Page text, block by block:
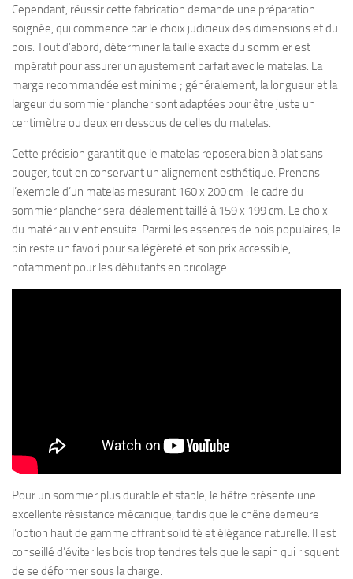
Cependant, réussir cette fabrication demande une préparation
soignée, qui commence par le choix judicieux des dimensions et du
bois. Tout d’abord, déterminer la taille exacte du sommier est
impératif pour assurer un ajustement parfait avec le matelas. La
marge recommandée est minime ; généralement, la longueur et la
largeur du sommier plancher sont adaptées pour être juste un
centimètre ou deux en dessous de celles du matelas.
Cette précision garantit que le matelas reposera bien à plat sans
bouger, tout en conservant un alignement esthétique. Prenons
l’exemple d’un matelas mesurant 160 x 200 cm : le cadre du
sommier plancher sera idéalement taillé à 159 x 199 cm. Le choix
du matériau vient ensuite. Parmi les essences de bois populaires, le
pin reste un favori pour sa légèreté et son prix accessible,
notamment pour les débutants en bricolage.
Pour un sommier plus durable et stable, le hêtre présente une
excellente résistance mécanique, tandis que le chêne demeure
l’option haut de gamme offrant solidité et élégance naturelle. Il est
conseillé d’éviter les bois trop tendres tels que le sapin qui risquent
de se déformer sous la charge.